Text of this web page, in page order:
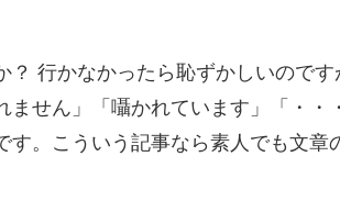
？ 行かなかったら恥ずかしいので
ません」「囁かれています」「・・
す。こういう記事なら素人でも文章